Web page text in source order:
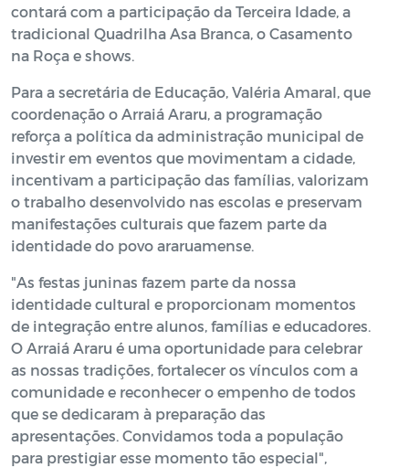
contará com a participação da Terceira Idade, a
tradicional Quadrilha Asa Branca, o Casamento
na Roça e shows.
Para a secretária de Educação, Valéria Amaral, que
coordenação o Arraiá Araru, a programação
reforça a política da administração municipal de
investir em eventos que movimentam a cidade,
incentivam a participação das famílias, valorizam
o trabalho desenvolvido nas escolas e preservam
manifestações culturais que fazem parte da
identidade do povo araruamense.
"As festas juninas fazem parte da nossa
identidade cultural e proporcionam momentos
de integração entre alunos, famílias e educadores.
O Arraiá Araru é uma oportunidade para celebrar
as nossas tradições, fortalecer os vínculos com a
comunidade e reconhecer o empenho de todos
que se dedicaram à preparação das
apresentações. Convidamos toda a população
para prestigiar esse momento tão especial",